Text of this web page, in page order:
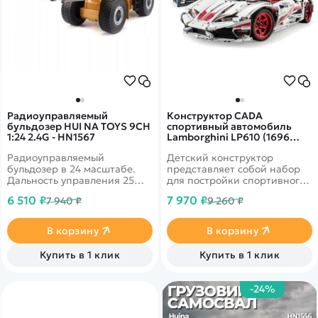
Конструктор CADA
спортивный автомобиль
Lamborghini LP610 (1696
Детский конструктор
представляет собой набор
для постройки спортивного
LP610 и содержит 1696
7 970 ₽9 260 ₽
В корзину
Купить в 1 клик
Радиоуправляемый
бульдозер HUI NA TOYS 9CH
1:24 2.4G - HN1567
Радиоуправляемый
бульдозер в 24 масштабе.
Дальность управления 25
ёмкостью 600 mAh, который
минут. Высокая детализация
и мощный двигатель.&nbsp;
6 510 ₽7 940 ₽
В корзину
Купить в 1 клик
-24%